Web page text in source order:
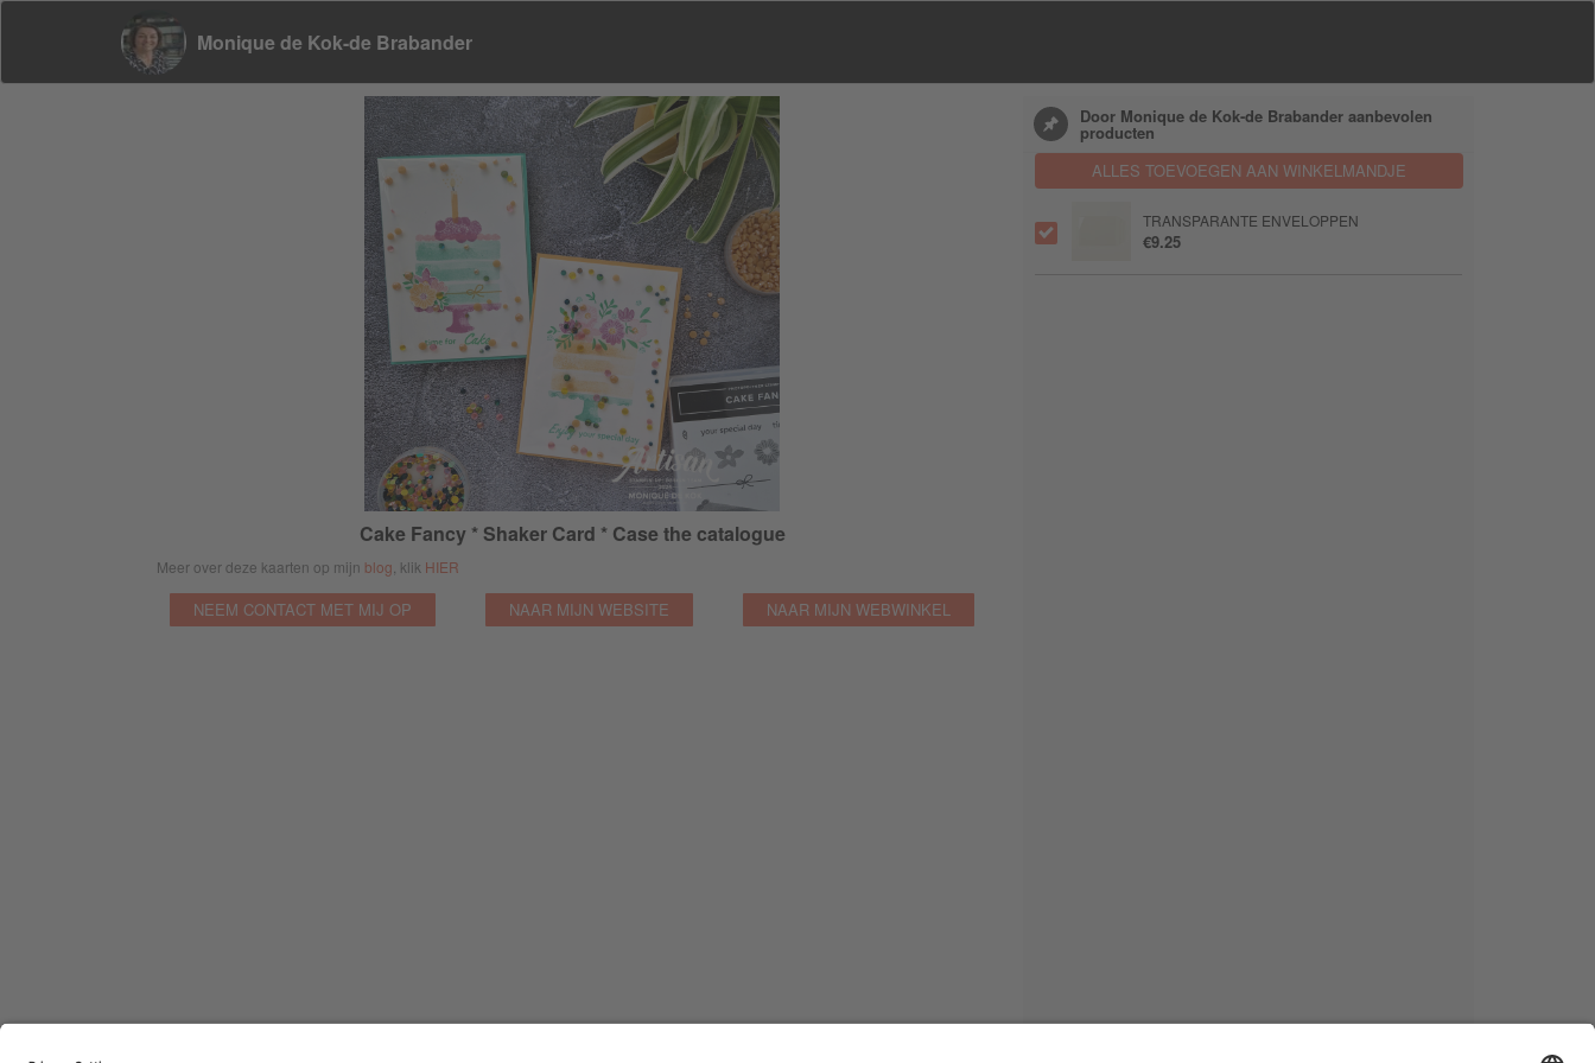
Monique de Kok-de Brabander
Cake Fancy * Shaker Card * Case the catalogue
Meer over deze kaarten op mijn blog , klik HIER
NEEM CONTACT MET MIJ OP NAAR MIJN WEBSITE NAAR MIJN WEBWINKEL
Door Monique de Kok-de Brabander aanbevolen
producten
ALLES TOEVOEGEN AAN WINKELMANDJE
TRANSPARANTE ENVELOPPEN
€9.25